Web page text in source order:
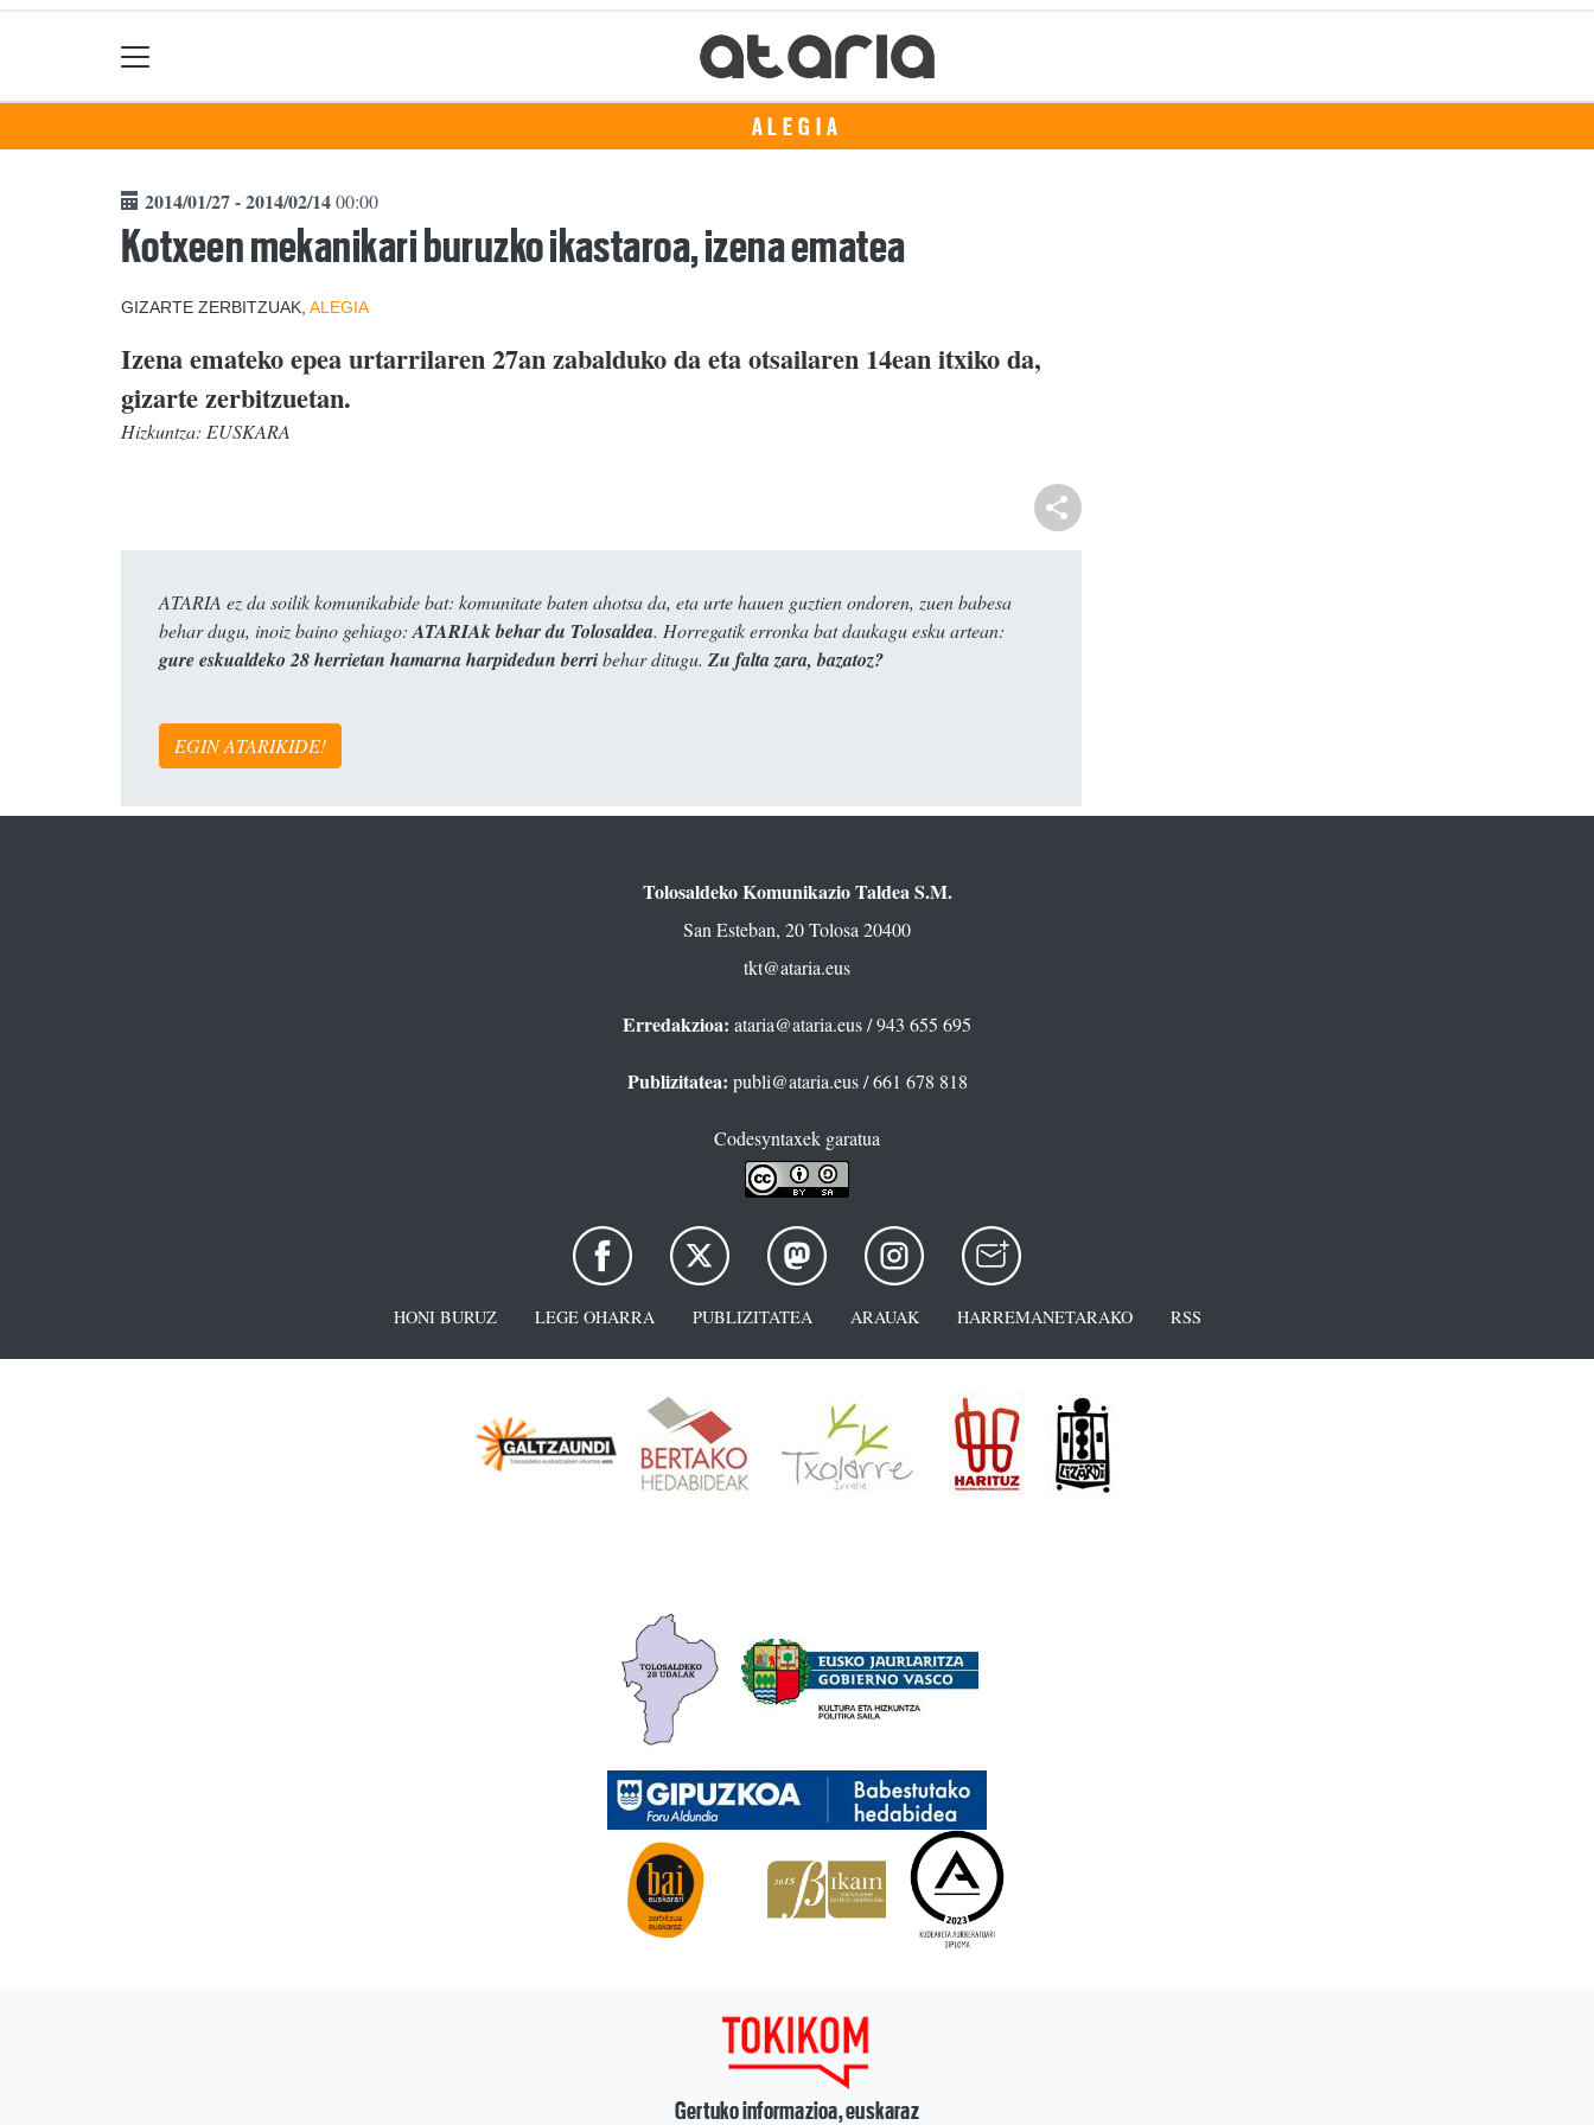
ALEGIA
2014/01/27 - 2014/02/1400:00
Kotxeen mekanikari buruzko ikastaroa, izena ematea
GIZARTE ZERBITZUAK, ALEGIA
Izena emateko epea urtarrilaren 27an zabalduko da eta otsailaren 14ean itxiko da,
gizarte zerbitzuetan.
Hizkuntza: EUSKARA
ATARIA ez da soilik komunikabide bat: komunitate baten ahotsa da, eta urte hauen guztien ondoren, zuen babesa
behar dugu, inoiz baino gehiago:ATARIAk behar du Tolosaldea. Horregatik erronka bat daukagu esku artean:
gure eskualdeko 28 herrietan hamarna harpidedun berribehar ditugu. Zu falta zara, bazatoz?
EGIN ATARIKIDE!
Tolosaldeko Komunikazio Taldea S.M.
San Esteban, 20 Tolosa 20400
tkt@ataria.eus
Erredakzioa: ataria@ataria.eus/ 943 655 695
Publizitatea: publi@ataria.eus/ 661 678 818
Codesyntaxek garatua
HONI BURUZ LEGE OHARRA PUBLIZITATEA ARAUAK HARREMANETARAKO RSS
Gertuko informazioa, euskaraz